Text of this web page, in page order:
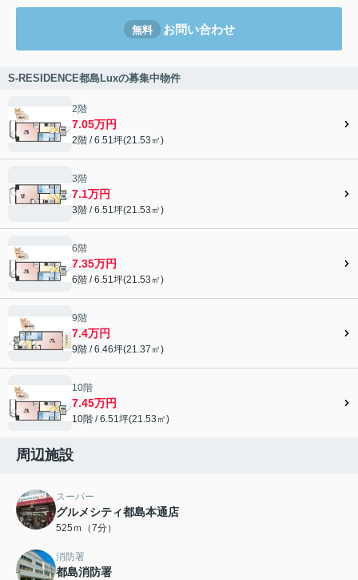
無料 お問い合わせ
S-RESIDENCE都島Luxの募集中物件
2階
7.05万円
2階 / 6.51坪(21.53㎡)
3階
7.1万円
3階 / 6.51坪(21.53㎡)
6階
7.35万円
6階 / 6.51坪(21.53㎡)
9階
7.4万円
9階 / 6.46坪(21.37㎡)
10階
7.45万円
10階 / 6.51坪(21.53㎡)
周辺施設
スーパー
グルメシティ都島本通店
525ｍ（7分）
消防署
都島消防署